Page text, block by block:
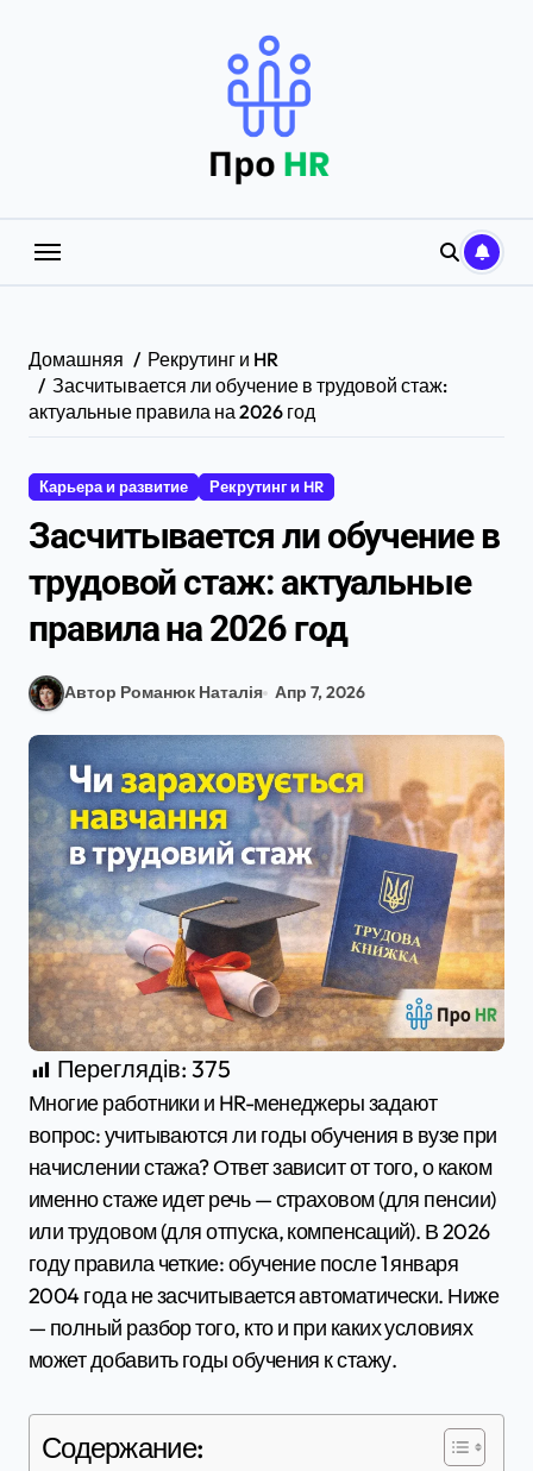
Домашняя
Рекрутинг и HR
Засчитывается ли обучение в трудовой стаж:
актуальные правила на 2026 год
Карьера и развитие Рекрутинг и HR
Засчитывается ли обучение в
трудовой стаж: актуальные
правила на 2026 год
Автор Романюк Наталія Апр 7, 2026
Переглядів: 375
Многие работники и HR-менеджеры задают
вопрос: учитываются ли годы обучения в вузе при
начислении стажа? Ответ зависит от того, о каком
именно стаже идет речь — страховом (для пенсии)
или трудовом (для отпуска, компенсаций). В 2026
году правила четкие: обучение после 1 января
2004 года не засчитывается автоматически. Ниже
— полный разбор того, кто и при каких условиях
может добавить годы обучения к стажу.
Содержание: